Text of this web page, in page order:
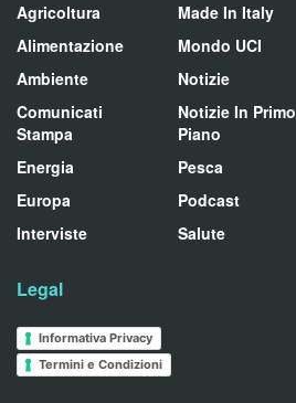
Agricoltura
Alimentazione
Ambiente
Comunicati
Stampa
Energia
Europa
Interviste
Made In Italy
Mondo UCI
Notizie
Notizie In Primo
Piano
Pesca
Podcast
Salute
Legal
Informativa Privacy
Termini e Condizioni